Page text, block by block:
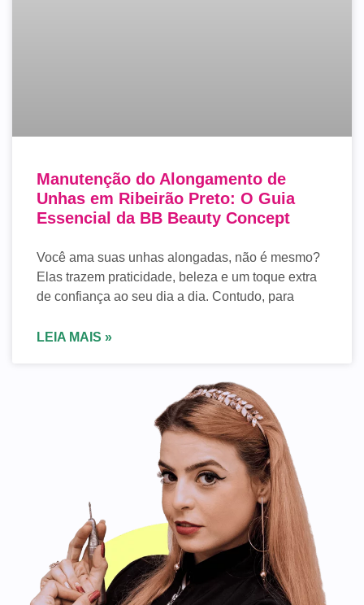
Manutenção do Alongamento de
Unhas em Ribeirão Preto: O Guia
Essencial da BB Beauty Concept
Você ama suas unhas alongadas, não é mesmo?
Elas trazem praticidade, beleza e um toque extra
de confiança ao seu dia a dia. Contudo, para
LEIA MAIS »